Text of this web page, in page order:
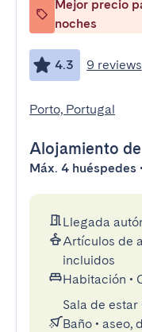
Mejor precio
noches
4.3 9 reviews
Porto, Portugal
Alojamiento
Máx. 4 huéspedes
Llegada
Artículos de
incluidos
Habitación •
Sala de estar
Baño • aseo,